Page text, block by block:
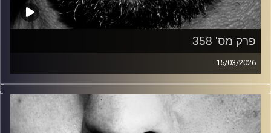
פרק מס' 358
15/03/2026
זיפים, מוזיקה מחוספסת של הופעות חיות. הרבה ג'אם, רוק,
בלוז, bluegrass, ג'אז, Fאנק, פרוגרסיב ואפילו אלקטרוניקה.
כל מה שחי, אמיתי ונושם.
עם שמוליק רגב.